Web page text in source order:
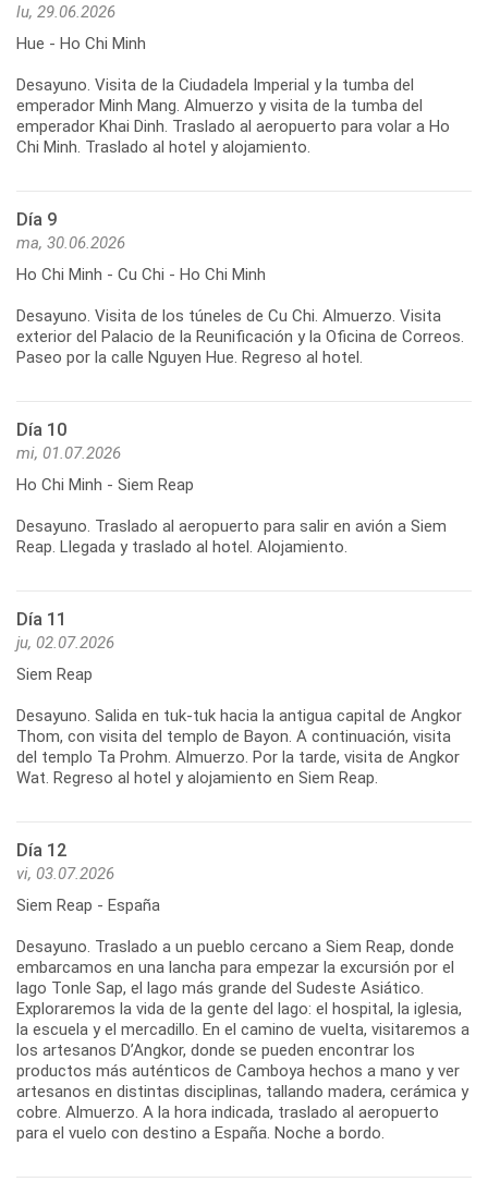
lu, 29.06.2026
Hue - Ho Chi Minh
Desayuno. Visita de la Ciudadela Imperial y la tumba del
emperador Minh Mang. Almuerzo y visita de la tumba del
emperador Khai Dinh. Traslado al aeropuerto para volar a Ho
Día 9
ma, 30.06.2026
Ho Chi Minh - Cu Chi - Ho Chi Minh
Desayuno. Visita de los túneles de Cu Chi. Almuerzo. Visita
exterior del Palacio de la Reunificación y la Oficina de Correos.
Día 10
mi, 01.07.2026
Ho Chi Minh - Siem Reap
Desayuno. Traslado al aeropuerto para salir en avión a Siem
Día 11
ju, 02.07.2026
Siem Reap
Desayuno. Salida en tuk-tuk hacia la antigua capital de Angkor
Thom, con visita del templo de Bayon. A continuación, visita
del templo Ta Prohm. Almuerzo. Por la tarde, visita de Angkor
Día 12
vi, 03.07.2026
Siem Reap - España
Desayuno. Traslado a un pueblo cercano a Siem Reap, donde
embarcamos en una lancha para empezar la excursión por el
lago Tonle Sap, el lago más grande del Sudeste Asiático.
Exploraremos la vida de la gente del lago: el hospital, la iglesia,
la escuela y el mercadillo. En el camino de vuelta, visitaremos a
los artesanos D’Angkor, donde se pueden encontrar los
productos más auténticos de Camboya hechos a mano y ver
artesanos en distintas disciplinas, tallando madera, cerámica y
cobre. Almuerzo. A la hora indicada, traslado al aeropuerto